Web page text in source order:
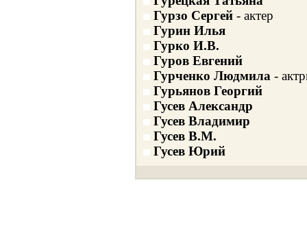
Гурзо Сергей - актер
Гурин Илья
Гурко И.В.
Гуров Евгений
Гурченко Людмила -
Гурьянов Георгий
Гусев Александр
Гусев Владимир
Гусев В.М.
Гусев Юрий